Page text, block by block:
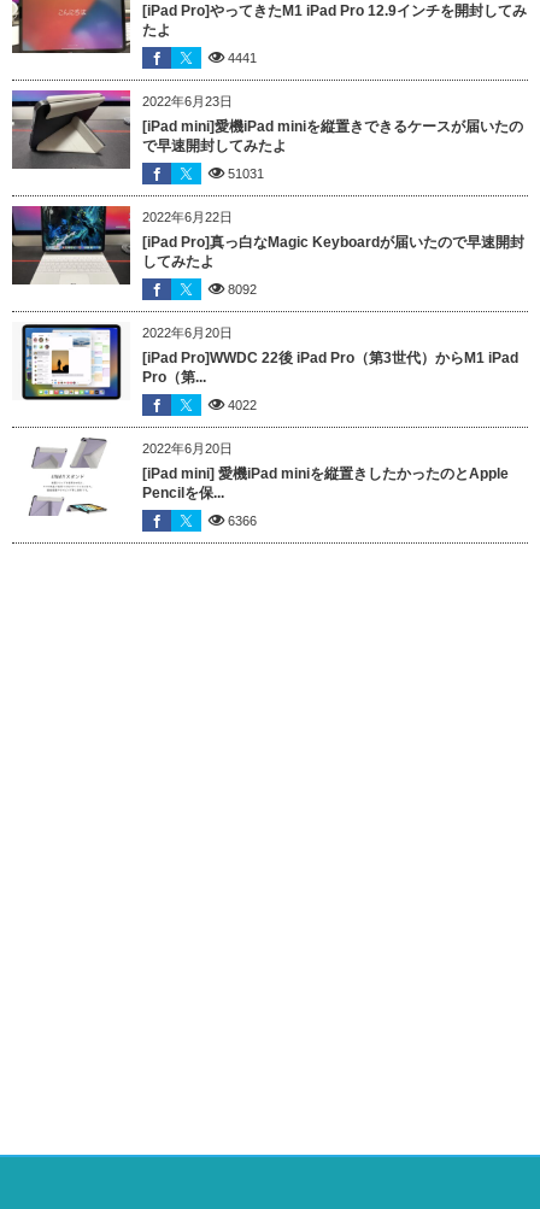
[iPad Pro]やってきたM1 iPad Pro 12.9インチを開封してみ
たよ
4441
2022年6月23日
[iPad mini]愛機iPad miniを縦置きできるケースが届いたの
で早速開封してみたよ
51031
2022年6月22日
[iPad Pro]真っ白なMagic Keyboardが届いたので早速開封
してみたよ
8092
2022年6月20日
[iPad Pro]WWDC 22後 iPad Pro（第3世代）からM1 iPad
Pro（第...
4022
2022年6月20日
[iPad mini] 愛機iPad miniを縦置きしたかったのとApple
Pencilを保...
6366